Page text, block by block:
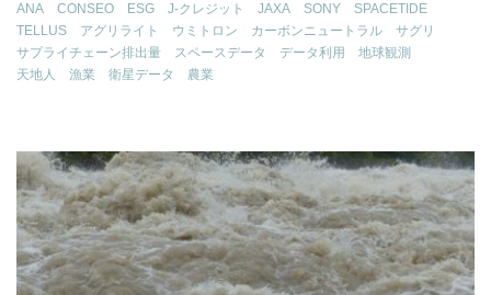
ANA CONSEO ESG J-クレジット JAXA SONY
SPACETIDE
TELLUS
アグリライト ウミトロン カーボンニュートラル
サグリ
サプライチェーン排出量
スペースデータ データ利用
地球観測
天地人
漁業 衛星データ 農業